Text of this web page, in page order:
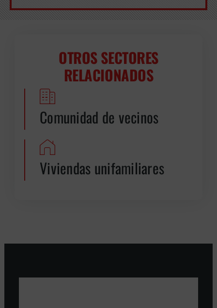
OTROS SECTORES
RELACIONADOS
Comunidad de vecinos
Viviendas unifamiliares